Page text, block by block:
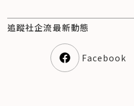
追蹤社企流最新動態
Facebook